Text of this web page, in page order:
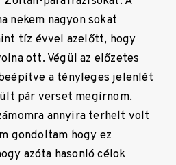
nekem nagyon sokat
tíz évvel azelőtt, hogy
ott. Végül az előzetes
a tényleges jelenlét
pár verset megírnom.
annyira terhelt volt
gondoltam hogy ez
azóta hasonló célok